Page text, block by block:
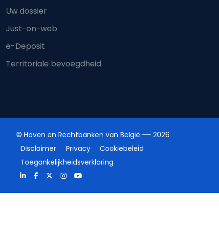
Uw dossier
Just-on-web
e-Deposit
Territoriale bevoegdheid
© Hoven en Rechtbanken van België
2026
Disclaimer
Privacy
Cookiebeleid
Toegankelijkheidsverklaring